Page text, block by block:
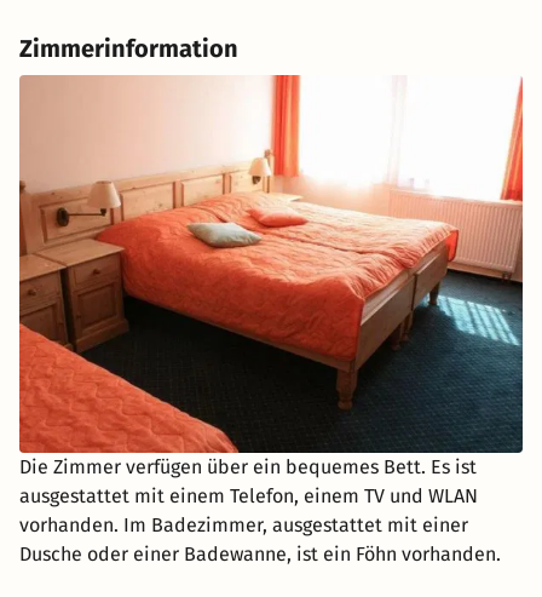
Zimmerinformation
Die Zimmer verfügen über ein bequemes Bett. Es ist
ausgestattet mit einem Telefon, einem TV und WLAN
vorhanden. Im Badezimmer, ausgestattet mit einer
Dusche oder einer Badewanne, ist ein Föhn vorhanden.